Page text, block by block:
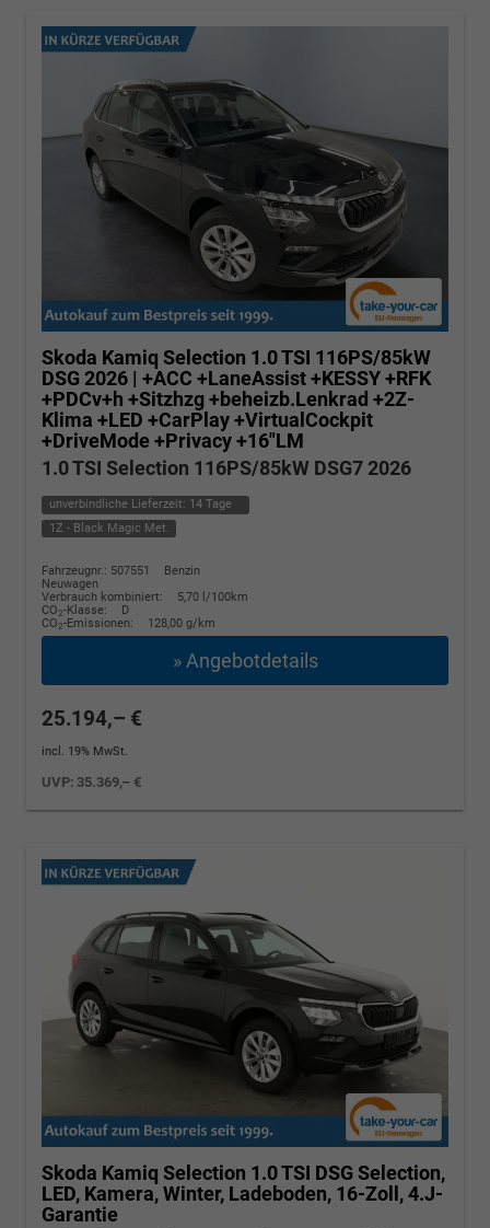
Skoda Kamiq Selection 1.0 TSI 116PS/85kW
DSG 2026 | +ACC +LaneAssist +KESSY +RFK
+PDCv+h +Sitzhzg +beheizb.Lenkrad +2Z-
Klima +LED +CarPlay +VirtualCockpit
+DriveMode +Privacy +16"LM
1.0 TSI Selection 116PS/85kW DSG7 2026
unverbindliche Lieferzeit: 14 Tage
1Z - Black Magic Met.
Fahrzeugnr.: 507551
Benzin
Neuwagen
Verbrauch kombiniert:
5,70 l/100km
CO2-Klasse:
D
CO2-Emissionen: 128,00 g/km
» Angebotdetails
25.194,– €
incl. 19% MwSt.
UVP: 35.369,– €
Skoda Kamiq Selection 1.0 TSI DSG Selection,
LED, Kamera, Winter, Ladeboden, 16-Zoll, 4.J-
Garantie